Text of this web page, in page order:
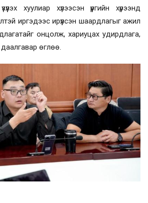
хуулиар хүлээсэн үүргийн хүрээнд
иргэдээс ирүүлсэн шаардлагыг ажил
онцолж, хариуцах удирдлага,
даалгавар өглөө.